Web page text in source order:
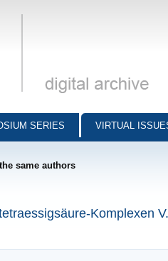
SERIES VIRTUAL
same authors
Komplexen